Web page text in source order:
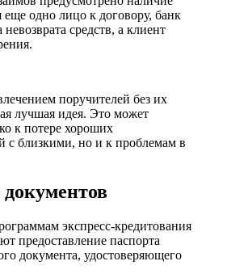
одно лицо к договору, банк
средств, а клиент
поручителей без их
лучшая идея. Это может
к потере хороших
с близкими, но и к проблемам в
экспресс-кредитования
предоставление паспорта
документа, удостоверяющего